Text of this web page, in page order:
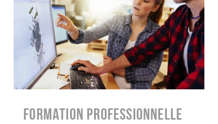
FORMATION PROFESSIONNELLE